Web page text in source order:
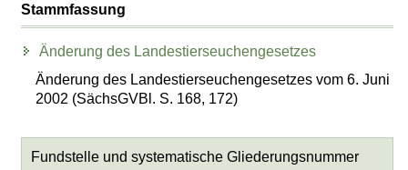
Stammfassung
Änderung des Landestierseuchengesetzes
Änderung des Landestierseuchengesetzes vom 6. Juni
2002 (SächsGVBl. S. 168, 172)
Fundstelle und systematische Gliederungsnummer